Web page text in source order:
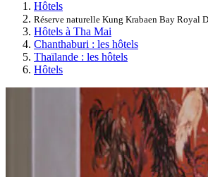
Hôtels
Réserve naturelle Kung Krabaen Bay Royal
Hôtels à Tha Mai
Chanthaburi : les hôtels
Thaïlande : les hôtels
Hôtels